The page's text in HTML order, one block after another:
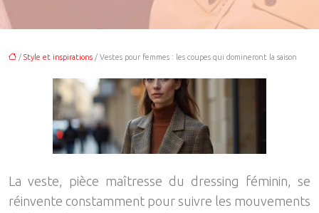
/ Style et inspirations / Vestes pour femmes : les coupes qui domineront la saison
La veste, pièce maîtresse du dressing féminin, se
réinvente constamment pour suivre les mouvements